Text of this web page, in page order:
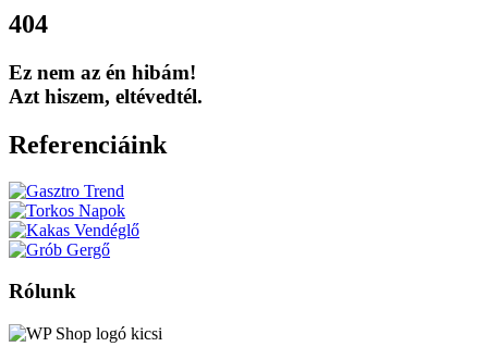
404
Ez nem az én hibám!
Azt hiszem, eltévedtél.
Referenciáink
Rólunk